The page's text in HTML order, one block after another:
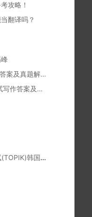
攻略！
翻译吗？
第105届TOPIK韩国语能力考试答案及真题解析汇总
第105届韩语TOPIKⅡ中高级考试写作答案及真题解析
韩国报名时间